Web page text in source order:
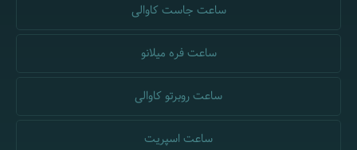
ساعت جاست کاوالی
ساعت فره میلانو
ساعت روبرتو کاوالی
ساعت اسپریت